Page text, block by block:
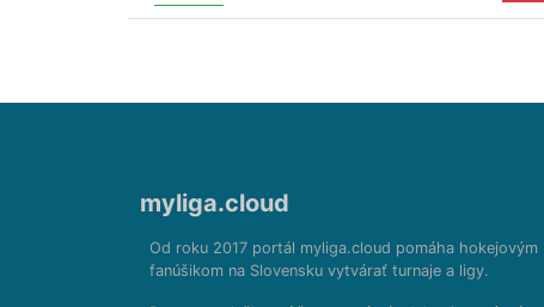
myliga.cloud
Od roku 2017 portál myliga.cloud pomáha hokejovým
fanúšikom na Slovensku vytvárať turnaje a ligy.